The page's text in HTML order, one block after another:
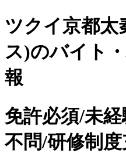
ツクイ京都太
ス)のバイト
報
免許必須/未
不問/研修制